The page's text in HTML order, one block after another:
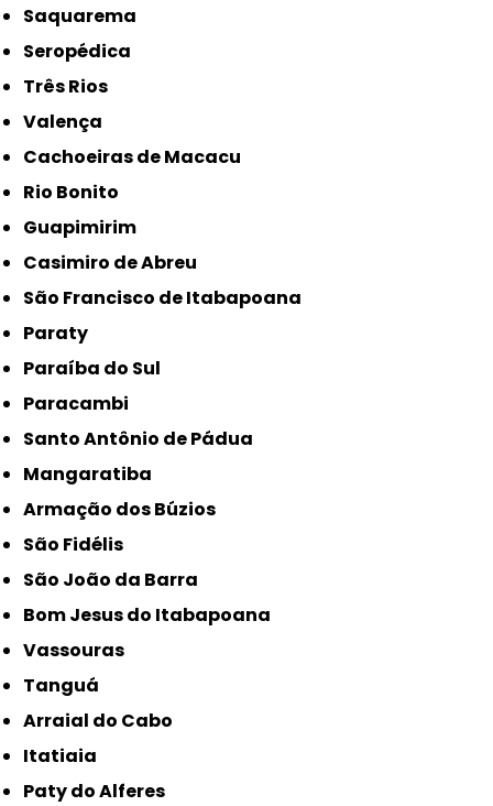
Saquarema
Seropédica
Três Rios
Valença
Cachoeiras de Macacu
Rio Bonito
Guapimirim
Casimiro de Abreu
São Francisco de Itabapoana
Paraty
Paraíba do Sul
Paracambi
Santo Antônio de Pádua
Mangaratiba
Armação dos Búzios
São Fidélis
São João da Barra
Bom Jesus do Itabapoana
Vassouras
Tanguá
Arraial do Cabo
Itatiaia
Paty do Alferes